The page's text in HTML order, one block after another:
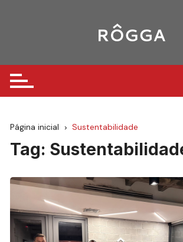
Página inicial Sustentabilidade
Tag: